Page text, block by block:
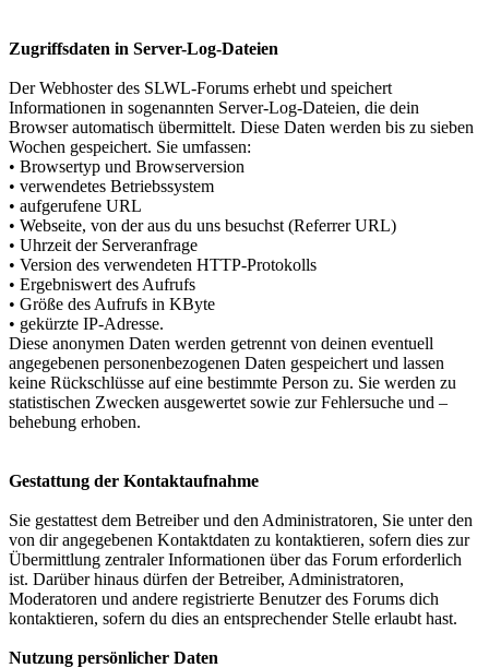
Zugriffsdaten in Server-Log-Dateien
Der Webhoster des SLWL-Forums erhebt und speichert
Informationen in sogenannten Server-Log-Dateien, die dein
Browser automatisch übermittelt. Diese Daten werden bis zu sieben
Wochen gespeichert. Sie umfassen:
• Browsertyp und Browserversion
• verwendetes Betriebssystem
• aufgerufene URL
• Webseite, von der aus du uns besuchst (Referrer URL)
• Uhrzeit der Serveranfrage
• Version des verwendeten HTTP-Protokolls
• Ergebniswert des Aufrufs
• Größe des Aufrufs in KByte
• gekürzte IP-Adresse.
Diese anonymen Daten werden getrennt von deinen eventuell
angegebenen personenbezogenen Daten gespeichert und lassen
keine Rückschlüsse auf eine bestimmte Person zu. Sie werden zu
statistischen Zwecken ausgewertet sowie zur Fehlersuche und –
behebung erhoben.
Gestattung der Kontaktaufnahme
Sie gestattest dem Betreiber und den Administratoren, Sie unter den
von dir angegebenen Kontaktdaten zu kontaktieren, sofern dies zur
Übermittlung zentraler Informationen über das Forum erforderlich
ist. Darüber hinaus dürfen der Betreiber, Administratoren,
Moderatoren und andere registrierte Benutzer des Forums dich
kontaktieren, sofern du dies an entsprechender Stelle erlaubt hast.
Nutzung persönlicher Daten